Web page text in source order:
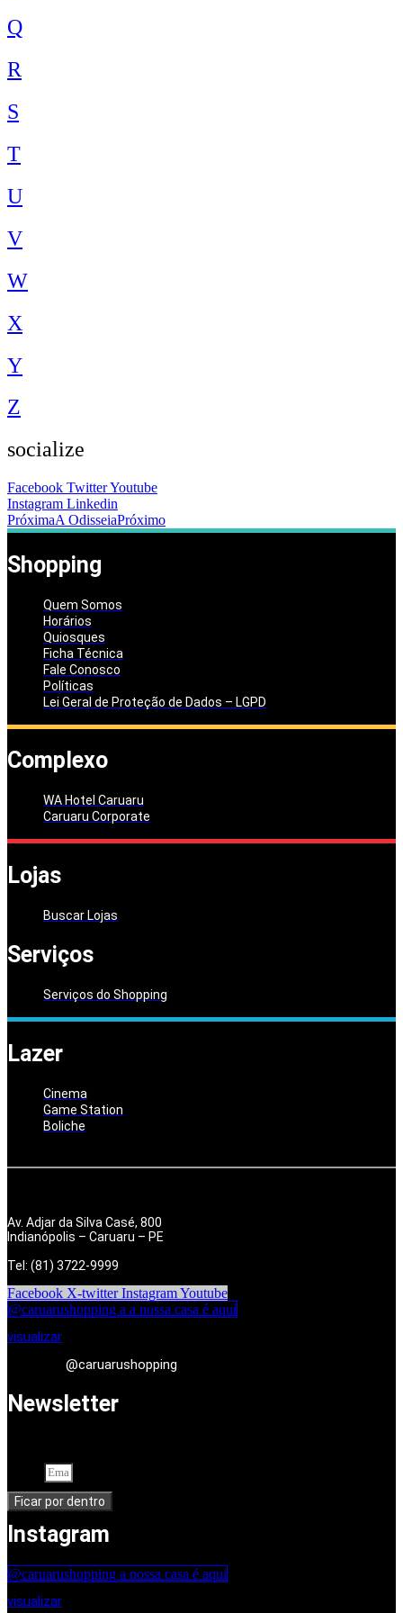
Q
R
S
T
U
V
W
X
Y
Z
socialize
Facebook TwitterYoutube
Instagram Linkedin
PróximaA OdisseiaPróximo
Shopping
Quem Somos
Horários
Quiosques
Ficha Técnica
Fale Conosco
Políticas
Lei Geral de Proteção de Dados – LGPD
Complexo
WA Hotel Caruaru
Caruaru Corporate
Lojas
Buscar Lojas
Serviços
Serviços do Shopping
Lazer
Cinema
Game Station
Boliche
Av. Adjar da Silva Casé, 800
Indianópolis – Caruaru – PE
Tel: (81) 3722-9999
Facebook X-twitter InstagramYoutube
@caruarushopping a a nossa casa é aqui
visualizar
@caruarushopping
Newsletter
Ficar por dentro
Instagram
@caruarushopping a nossa casa é aqui
visualizar